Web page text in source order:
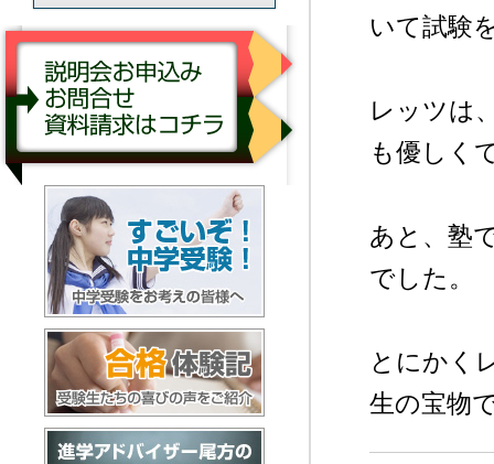
いて試験
レッツは
も優しく
あと、塾
でした。
とにかく
生の宝物
説明会お申し込み／お問合せ／資料請求はコチ
すごいぞ！中学受験
合格体験記